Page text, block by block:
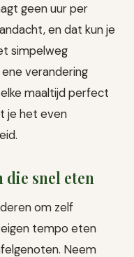
geen uur per
en dat kun je
simpelweg
verandering
maaltijd perfect
je het even
die snel eten
om zelf
tempo eten
Neem